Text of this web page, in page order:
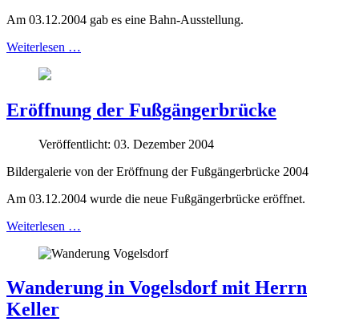
Am 03.12.2004 gab es eine Bahn-Ausstellung.
Weiterlesen …
Eröffnung der Fußgängerbrücke
Veröffentlicht: 03. Dezember 2004
Bildergalerie von der Eröffnung der Fußgängerbrücke 2004
Am 03.12.2004 wurde die neue Fußgängerbrücke eröffnet.
Weiterlesen …
Wanderung in Vogelsdorf mit Herrn
Keller